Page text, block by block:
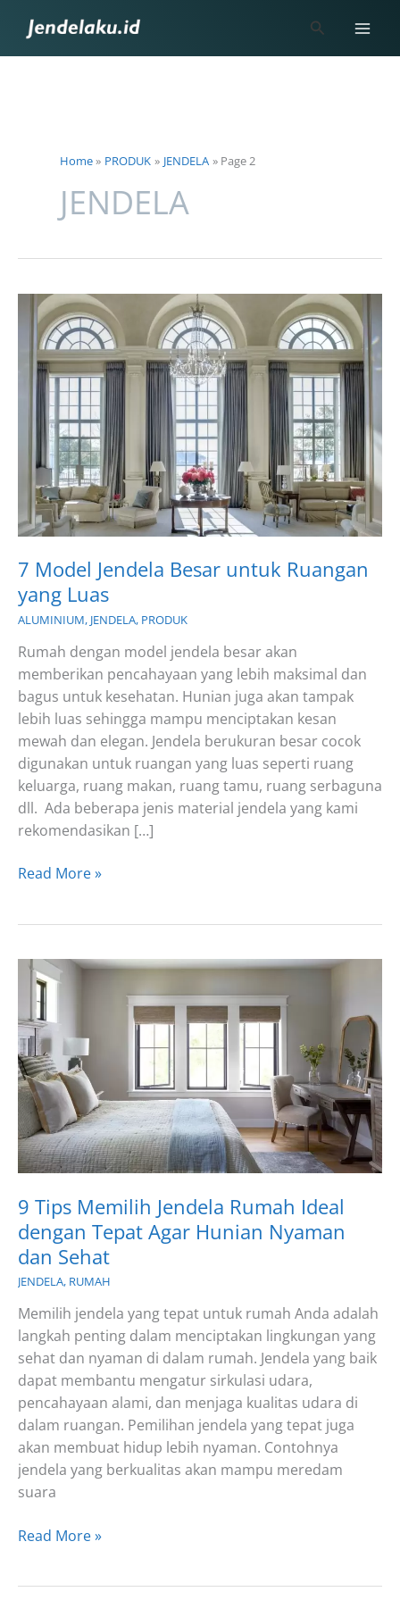
content
Search
Home PRODUK JENDELA Page 2
JENDELA
7 Model Jendela Besar untuk Ruangan
yang Luas
ALUMINIUM, JENDELA, PRODUK
Rumah dengan model jendela besar akan
memberikan pencahayaan yang lebih maksimal dan
bagus untuk kesehatan. Hunian juga akan tampak
lebih luas sehingga mampu menciptakan kesan
mewah dan elegan. Jendela berukuran besar cocok
digunakan untuk ruangan yang luas seperti ruang
keluarga, ruang makan, ruang tamu, ruang serbaguna
dll. Ada beberapa jenis material jendela yang kami
rekomendasikan […]
7
untuk
Ruangan
yang
Luas
Read More »
9 Tips Memilih Jendela Rumah Ideal
dengan Tepat Agar Hunian Nyaman
dan Sehat
JENDELA, RUMAH
Memilih jendela yang tepat untuk rumah Anda adalah
langkah penting dalam menciptakan lingkungan yang
sehat dan nyaman di dalam rumah. Jendela yang baik
dapat membantu mengatur sirkulasi udara,
pencahayaan alami, dan menjaga kualitas udara di
dalam ruangan. Pemilihan jendela yang tepat juga
akan membuat hidup lebih nyaman. Contohnya
jendela yang berkualitas akan mampu meredam
suara
9
Read More »